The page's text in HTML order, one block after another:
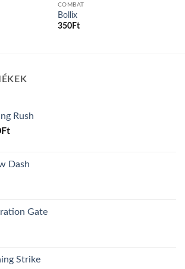
COMBAT
Bollix
350Ft
Rush
Ft
Dash
Gate
Strike